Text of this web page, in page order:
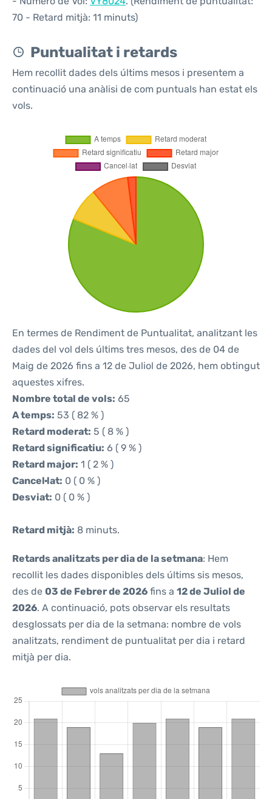
70 - Retard mitjà: 11 minuts)
Puntualitat i retards
Hem recollit dades dels últims mesos i presentem a
continuació una anàlisi de com puntuals han estat els
vols.
En termes de Rendiment de Puntualitat, analitzant les
dades del vol dels últims tres mesos, des de 04 de
Maig de 2026 fins a 12 de Juliol de 2026, hem obtingut
aquestes xifres.
Nombre total de vols: 65
A temps: 53 ( 82 % )
Retard moderat: 5 ( 8 % )
Retard significatiu: 6 ( 9 % )
Retard major: 1 ( 2 % )
Cancel·lat: 0 ( 0 % )
Desviat: 0 ( 0 % )
Retard mitjà: 8 minuts.
Retards analitzats per dia de la setmana: Hem
recollit les dades disponibles dels últims sis mesos,
des de 03 de Febrer de 2026 fins a 12 de Juliol de
2026. A continuació, pots observar els resultats
desglossats per dia de la setmana: nombre de vols
analitzats, rendiment de puntualitat per dia i retard
mitjà per dia.